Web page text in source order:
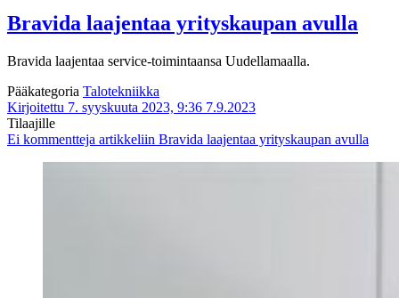
Bravida laajentaa yrityskaupan avulla
Bravida laajentaa service-toimintaansa Uudellamaalla.
Pääkategoria Talotekniikka
Kirjoitettu 7. syyskuuta 2023, 9:36 7.9.2023
Tilaajille
Ei kommentteja artikkeliin Bravida laajentaa yrityskaupan avulla